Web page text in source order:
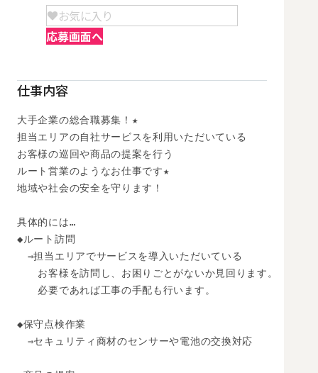
お気に入り
応募画面へ
仕事内容
大手企業の総合職募集！★
担当エリアの自社サービスを利用いただいている
お客様の巡回や商品の提案を行う
ルート営業のようなお仕事です★
地域や社会の安全を守ります！
具体的には…
◆ルート訪問
⇒担当エリアでサービスを導入いただいている
お客様を訪問し、お困りごとがないか見回ります。
必要であれば工事の手配も行います。
◆保守点検作業
⇒セキュリティ商材のセンサーや電池の交換対応